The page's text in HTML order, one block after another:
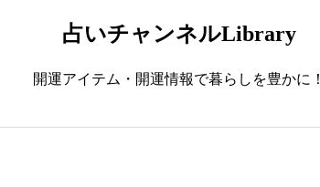
占いチャンネルLibrary
開運アイテム・開運情報で暮らしを豊かに！